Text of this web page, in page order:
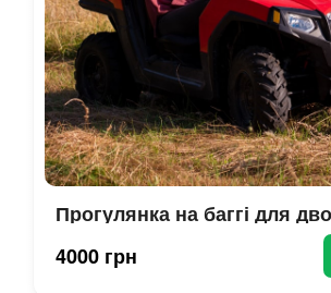
Прогулянка на баггі для
4000 грн